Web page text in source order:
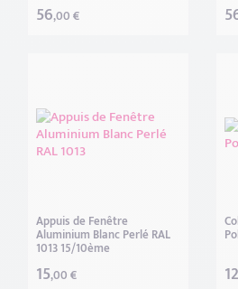
56,00 €
Appuis de Fenêtre
Aluminium Blanc Perlé RAL
1013 15/10ème
15,00 € 12